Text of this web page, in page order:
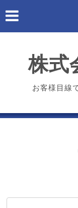
株式
お客様目線